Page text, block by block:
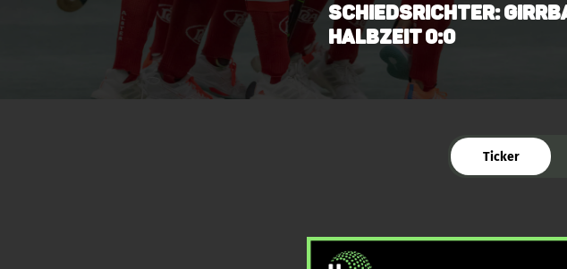
Schiedsrichter:
Halbzeit 0:0
Ticker